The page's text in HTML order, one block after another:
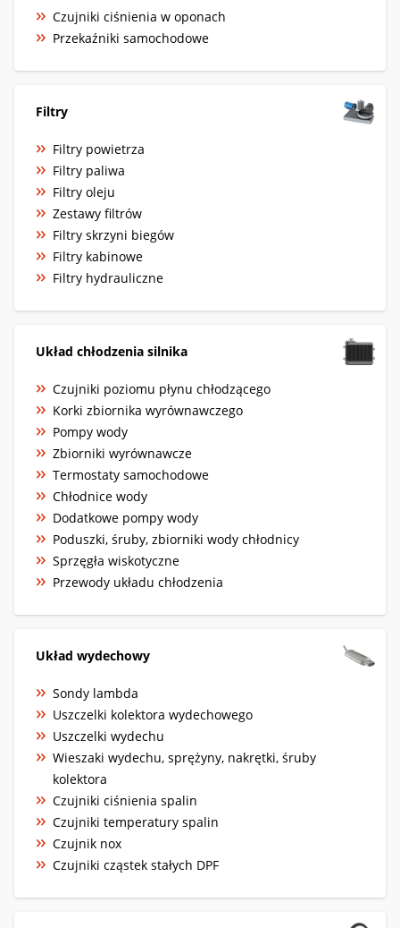
Czujniki ciśnienia w oponach
Przekaźniki samochodowe
Filtry
Filtry powietrza
Filtry paliwa
Filtry oleju
Zestawy filtrów
Filtry skrzyni biegów
Filtry kabinowe
Filtry hydrauliczne
Układ chłodzenia silnika
Czujniki poziomu płynu chłodzącego
Korki zbiornika wyrównawczego
Pompy wody
Zbiorniki wyrównawcze
Termostaty samochodowe
Chłodnice wody
Dodatkowe pompy wody
Poduszki, śruby, zbiorniki wody chłodnicy
Sprzęgła wiskotyczne
Przewody układu chłodzenia
Układ wydechowy
Sondy lambda
Uszczelki kolektora wydechowego
Uszczelki wydechu
Wieszaki wydechu, sprężyny, nakrętki, śruby
kolektora
Czujniki ciśnienia spalin
Czujniki temperatury spalin
Czujnik nox
Czujniki cząstek stałych DPF